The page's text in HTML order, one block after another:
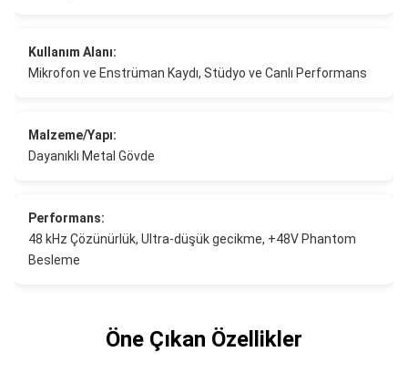
Kullanım Alanı:
Mikrofon ve Enstrüman Kaydı, Stüdyo ve Canlı Performans
Malzeme/Yapı:
Dayanıklı Metal Gövde
Performans:
48 kHz Çözünürlük, Ultra-düşük gecikme, +48V Phantom
Besleme
Öne Çıkan Özellikler